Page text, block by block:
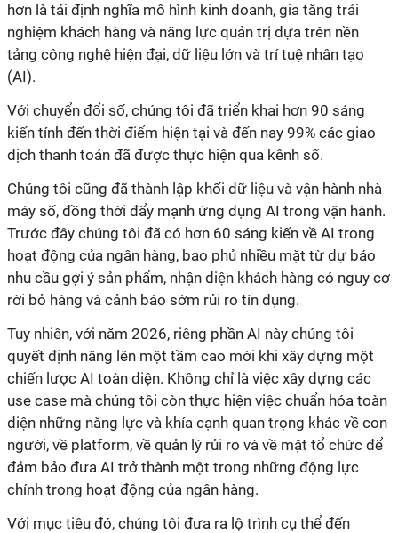
hơn là tái định nghĩa mô hình kinh doanh, gia tăng trải
nghiệm khách hàng và năng lực quản trị dựa trên nền
tảng công nghệ hiện đại, dữ liệu lớn và trí tuệ nhân tạo
(AI).
Với chuyển đổi số, chúng tôi đã triển khai hơn 90 sáng
kiến tính đến thời điểm hiện tại và đến nay 99% các giao
dịch thanh toán đã được thực hiện qua kênh số.
Chúng tôi cũng đã thành lập khối dữ liệu và vận hành nhà
máy số, đồng thời đẩy mạnh ứng dụng AI trong vận hành.
Trước đây chúng tôi đã có hơn 60 sáng kiến về AI trong
hoạt động của ngân hàng, bao phủ nhiều mặt từ dự báo
nhu cầu gợi ý sản phẩm, nhận diện khách hàng có nguy cơ
rời bỏ hàng và cảnh báo sớm rủi ro tín dụng.
Tuy nhiên, với năm 2026, riêng phần AI này chúng tôi
quyết định nâng lên một tầm cao mới khi xây dựng một
chiến lược AI toàn diện. Không chỉ là việc xây dựng các
use case mà chúng tôi còn thực hiện việc chuẩn hóa toàn
diện những năng lực và khía cạnh quan trọng khác về con
người, về platform, về quản lý rủi ro và về mặt tổ chức để
đảm bảo đưa AI trở thành một trong những động lực
chính trong hoạt động của ngân hàng.
Với mục tiêu đó, chúng tôi đưa ra lộ trình cụ thể đến